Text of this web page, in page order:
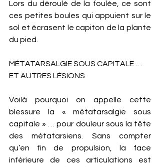
Lors du déroulé de la foulée, ce sont
ces petites boules qui appuient sur le
sol et écrasent le capiton de la plante
du pied.
MÉTATARSALGIE SOUS CAPITALE …
ET AUTRES LÉSIONS
Voilà pourquoi on appelle cette
blessure la « métatarsalgie sous
capitale » … pour douleur sous la tête
des métatarsiens. Sans compter
qu’en fin de propulsion, la face
inférieure de ces articulations est